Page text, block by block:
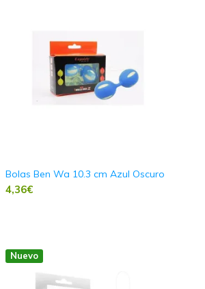
Bolas Ben Wa 10.3 cm Azul Oscuro
4,36€
Nuevo